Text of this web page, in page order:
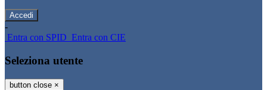
-
Entra con SPID Entra con CIE
Seleziona utente
button close ×